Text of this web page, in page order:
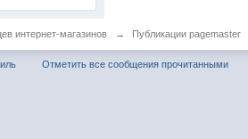
интернет-магазинов → Публикации pagemaster
Отметить все сообщения прочитанными